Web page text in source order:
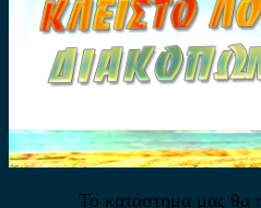
Το κατάστημα μας θα